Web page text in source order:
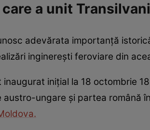
a unit
adevărata importanță
inginerești feroviare din
inițial la 18 octombrie
austro-ungare și partea română